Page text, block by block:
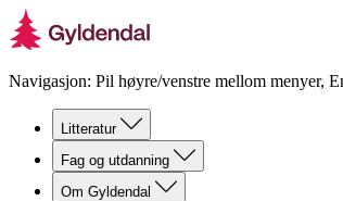
Navigasjon: Pil høyre/venstre mellom menyer,
Litteratur
Fag og utdanning
Om Gyldendal